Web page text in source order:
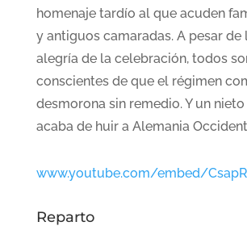
homenaje tardío al que acuden
y antiguos camaradas. A pesar de
alegría de la celebración, todos
conscientes de que el régimen
desmorona sin remedio. Y un
acaba de huir a Alemania
www.youtube.com/embed/
Reparto